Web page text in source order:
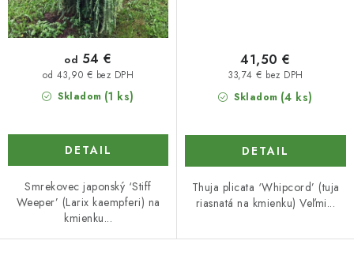
Skladom (1 ks)
od 43,90 € bez DPH
od 54 €
DETAIL
Smrekovec japonský ‘Stiff
Weeper’ (Larix kaempferi) na
kmienku...
Skladom (4 ks)
33,74 € bez DPH
41,50 €
DETAIL
Thuja plicata ‘Whipcord’ (tuja
riasnatá na kmienku) Veľmi...